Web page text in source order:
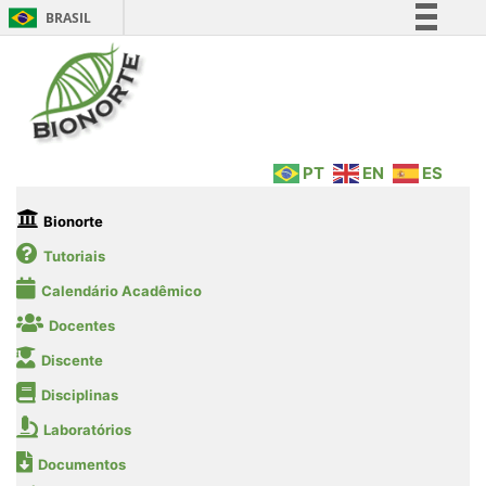
BRASIL
Legislação
PT EN ES
Bionorte
Tutoriais
Calendário Acadêmico
Docentes
Discente
Disciplinas
Laboratórios
Documentos